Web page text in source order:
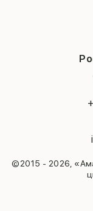
©2015 - 2026,
Политика
Последний звонок